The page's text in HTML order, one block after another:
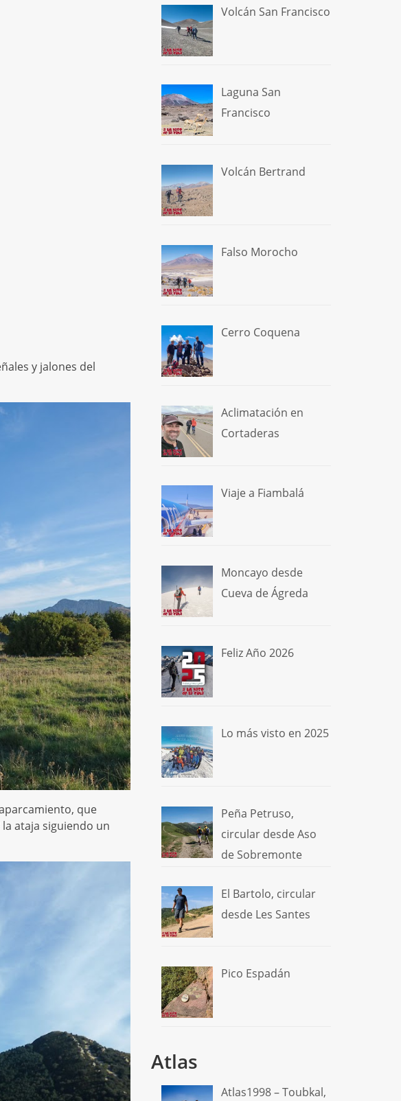
y jalones del
que
la ataja siguiendo un
Volcán San Francisco
Laguna San
Francisco
Volcán Bertrand
Falso Morocho
Cerro Coquena
Aclimatación en
Cortaderas
Viaje a Fiambalá
Moncayo desde
Cueva de Ágreda
Feliz Año 2026
Lo más visto en 2025
Peña Petruso,
circular desde Aso
de Sobremonte
El Bartolo, circular
desde Les Santes
Pico Espadán
Atlas
Atlas1998 – Toubkal,